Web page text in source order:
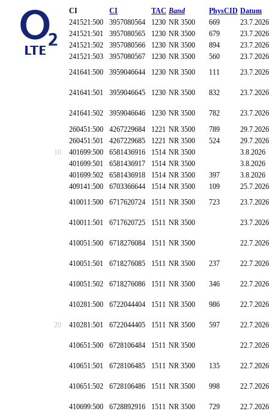
CI CI TAC Band PhysCID Datum
241521:500
3957080564 1230 NR 3500 669
23.7.2026
241521:501
3957080565 1230 NR 3500 679
23.7.2026
241521:502
3957080566 1230 NR 3500 894
23.7.2026
241521:503
3957080567 1230 NR 3500 560
23.7.2026
241641:500
3959046644 1230 NR 3500 111 23.7.2026
241641:501 3959046645 1230 NR 3500 832 23.7.2026
241641:502 3959046646 1230 NR 3500 782
23.7.2026
260451:500
4267229684 1221 NR 3500 789
29.7.2026
260451:501
4267229685 1221 NR 3500 524
29.7.2026
10
401699:500 6581436916 1514 NR 3500
3.8.2026
401699:501
6581436917 1514 NR 3500
3.8.2026
401699:502
6581436918 1514 NR 3500 397
3.8.2026
409141:500
6703366644 1514 NR 3500 109
25.7.2026
410011:500
6717620724 1511 NR 3500 723 23.7.2026
410011:501 6717620725 1511 NR 3500 23.7.2026
410051:500 6718276084 1511 NR 3500 22.7.2026
410051:501 6718276085 1511 NR 3500 237 22.7.2026
410051:502 6718276086 1511 NR 3500 346 22.7.2026
410281:500 6722044404 1511 NR 3500 986 22.7.2026
20 410281:501 6722044405 1511 NR 3500 597 22.7.2026
410651:500 6728106484 1511 NR 3500 22.7.2026
410651:501 6728106485 1511 NR 3500 135 22.7.2026
410651:502 6728106486 1511 NR 3500 998 22.7.2026
410699:500 6728892916 1511 NR 3500 729 22.7.2026